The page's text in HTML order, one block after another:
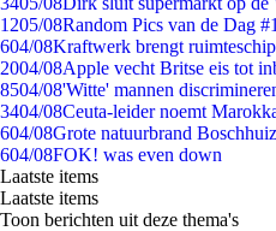
1205/08Random Pics van de Dag
604/08Kraftwerk brengt
2004/08Apple vecht Britse eis tot
8504/08'Witte' mannen
3404/08Ceuta-leider noemt
604/08Grote natuurbrand
604/08FOK! was even down
Laatste items
Laatste items
Toon berichten uit deze thema's